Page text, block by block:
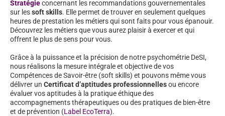
Stratégieconcernant les recommandations gouvernementales
sur lessoft skills. Elle permet de trouver en seulement quelques
heures de prestation les métiers qui sont faits pour vous épanouir.
Découvrez les métiers que vous aurez plaisir à exercer et qui
offrent le plus de sens pour vous.
Grâce à la puissance et la précision de notre psychométrie DeSI,
nous réalisons la mesure intégrale et objective de vos
Compétences de Savoir-être (soft skills) et pouvons même vous
délivrer un Certificat d’aptitudes professionnellesou encore
évaluer vos aptitudes à la pratique éthique des
accompagnements thérapeutiques ou des pratiques de bien-être
et de prévention (Label EcoTerra).